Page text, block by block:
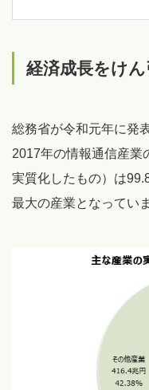
経済成長をけん
総務省が令和元年に発
2017年の情報通信産業
実質化したもの）は
最大の産業となっていま